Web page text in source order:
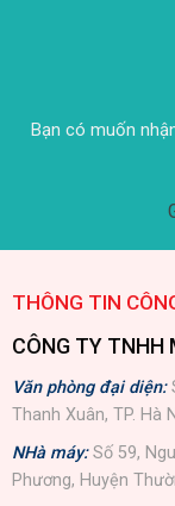
Bạn có muốn
THÔNG TIN
CÔNG TY TNHH
Văn phòng đại diện:
Thanh Xuân, TP. Hà
NHà máy: Số 59,
Phương, Huyện